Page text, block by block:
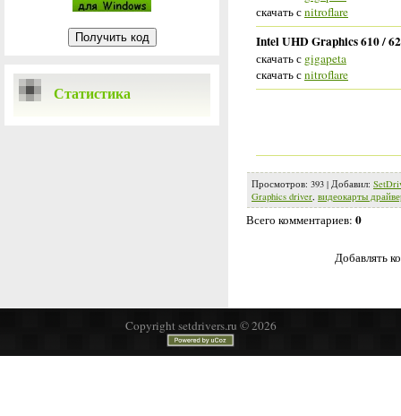
Статистика
скачать сnitroflare
Intel UHD Graphics 610 /
скачать с gigapeta
скачать сnitroflare
Просмотров: 393 | Добавил:
Graphics driver, видеокарты
Всего комментариев: 0
Добавлять
Copyright setdrivers.ru © 2026